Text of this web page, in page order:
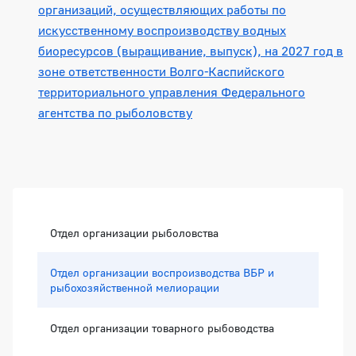
организаций, осуществляющих работы по
искусственному воспроизводству водных
биоресурсов (выращивание, выпуск), на 2027 год в
зоне ответственности Волго-Каспийского
территориального управления Федерального
агентства по рыболовству
Отдел организации рыболовства
Отдел организации воспроизводства ВБР и
рыбохозяйственной мелиорации
Отдел организации товарного рыбоводства